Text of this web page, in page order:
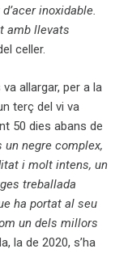
inoxidable.
amb llevats
celler.
allargar, per a la
terç del vi va
50 dies abans de
un negre complex,
i molt intens, un
treballada
ha portat al seu
un dels millors
la de 2020, s’ha